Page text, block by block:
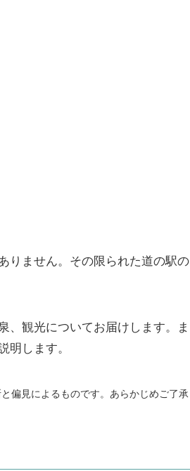
りません。その限られた道の駅の
、観光についてお届けします。ま
明します。
偏見によるものです。あらかじめご了承